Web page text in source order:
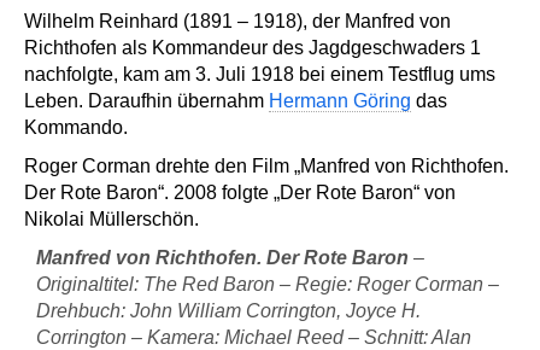
Wilhelm Reinhard (1891 – 1918), der Manfred von
Richthofen als Kommandeur des Jagdgeschwaders 1
nachfolgte, kam am 3. Juli 1918 bei einem Testflug ums
Leben. Daraufhin übernahm Hermann Göring das
Kommando.
Roger Corman drehte den Film „Manfred von Richthofen.
Der Rote Baron“. 2008 folgte „Der Rote Baron“ von
Nikolai Müllerschön.
Manfred von Richthofen. Der Rote Baron –
Originaltitel: The Red Baron – Regie: Roger Corman –
Drehbuch: John William Corrington, Joyce H.
Corrington – Kamera: Michael Reed – Schnitt: Alan